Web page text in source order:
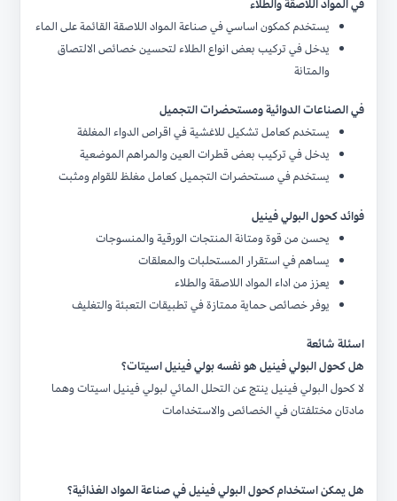
في المواد اللاصقة والطلاء
يستخدم كمكون اساسي في صناعة المواد اللاصقة القائمة على الماء
يدخل في تركيب بعض انواع الطلاء لتحسين خصائص الالتصاق
والمتانة
في الصناعات الدوائية ومستحضرات التجميل
يستخدم كعامل تشكيل للاغشية في اقراص الدواء المغلفة
يدخل في تركيب بعض قطرات العين والمراهم الموضعية
يستخدم في مستحضرات التجميل كعامل مغلظ للقوام ومثبت
فوائد كحول البولي فينيل
يحسن من قوة ومتانة المنتجات الورقية والمنسوجات
يساهم في استقرار المستحلبات والمعلقات
يعزز من اداء المواد اللاصقة والطلاء
يوفر خصائص حماية ممتازة في تطبيقات التعبئة والتغليف
اسئلة شائعة
هل كحول البولي فينيل هو نفسه بولي فينيل اسيتات؟
لا كحول البولي فينيل ينتج عن التحلل المائي لبولي فينيل اسيتات وهما
مادتان مختلفتان في الخصائص والاستخدامات
هل يمكن استخدام كحول البولي فينيل في صناعة المواد الغذائية؟